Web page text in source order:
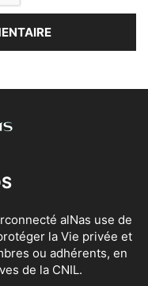
alNas use de
la Vie privée et
ou adhérents, en
de la CNIL.